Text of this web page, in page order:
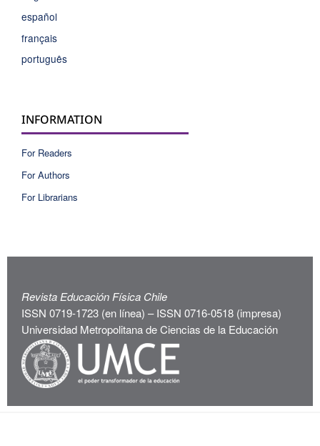
español
français
português
INFORMATION
For Readers
For Authors
For Librarians
Revista Educación Física Chile
ISSN 0719-1723 (en línea) – ISSN 0716-0518 (impresa)
Universidad Metropolitana de Ciencias de la Educación